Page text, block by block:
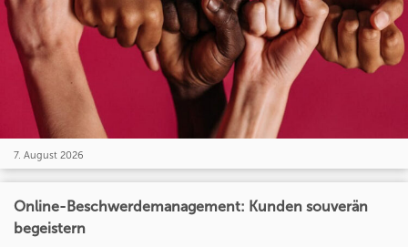
7. August 2026
Online-Beschwerdemanagement: Kunden souverän
begeistern